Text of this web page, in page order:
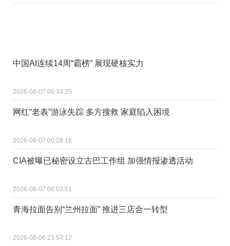
中国AI连续14周“霸榜” 展现硬核实力
2026-08-07 00:33:25
网红“老表”游泳失踪 多方搜救 家庭陷入困境
2026-08-07 00:28:16
CIA被曝已秘密设立古巴工作组 加强情报渗透活动
2026-08-07 00:03:51
青海拉面告别“兰州拉面” 推进三店合一转型
2026-08-06 23:57:12